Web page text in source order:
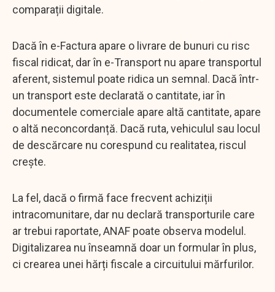
comparații digitale.
Dacă în e-Factura apare o livrare de bunuri cu risc
fiscal ridicat, dar în e-Transport nu apare transportul
aferent, sistemul poate ridica un semnal. Dacă într-
un transport este declarată o cantitate, iar în
documentele comerciale apare altă cantitate, apare
o altă neconcordanță. Dacă ruta, vehiculul sau locul
de descărcare nu corespund cu realitatea, riscul
crește.
La fel, dacă o firmă face frecvent achiziții
intracomunitare, dar nu declară transporturile care
ar trebui raportate, ANAF poate observa modelul.
Digitalizarea nu înseamnă doar un formular în plus,
ci crearea unei hărți fiscale a circuitului mărfurilor.